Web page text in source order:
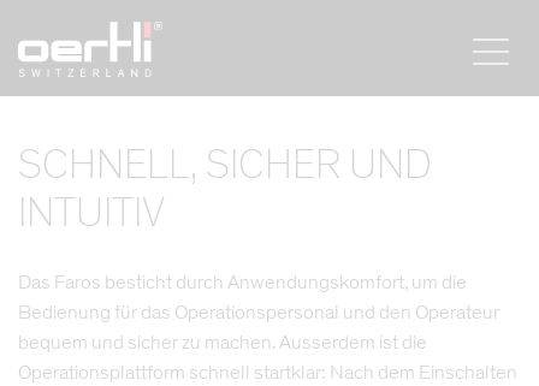
SCHNELL, SICHER UND
INTUITIV
Das Faros besticht durch Anwendungskomfort, um die
Bedienung für das Operationspersonal und den Operateur
bequem und sicher zu machen. Ausserdem ist die
Operationsplattform schnell startklar: Nach dem Einschalten